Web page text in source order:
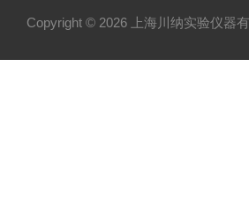
Copyright © 2026 上海川纳实验仪器